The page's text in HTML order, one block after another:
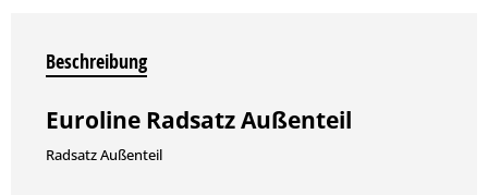
Beschreibung
Euroline Radsatz Außenteil
Radsatz Außenteil